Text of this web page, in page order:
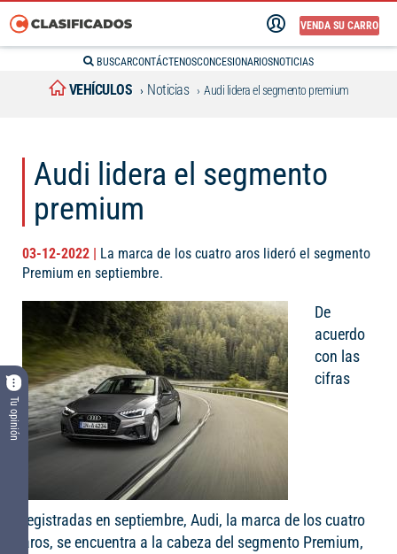
VENDA SU CARRO
BUSCARCONTÁCTENOSCONCESIONARIOSNOTICIAS
VEHÍCULOS Noticias Audi lidera el segmento premium
Audi lidera el segmento
premium
03-12-2022 | La marca de los cuatro aros lideró el segmento
Premium en septiembre.
De
acuerdo
con las
cifras
registradas en septiembre, Audi, la marca de los cuatro
aros, se encuentra a la cabeza del segmento Premium,
Tu opinión